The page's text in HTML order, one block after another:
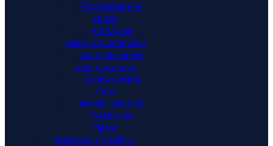
Propojujeme e-
shopy
Přenášíme
platby do účetnictví
Automatizujeme
data a procesy
Doplňky ABRA
Flexi
Mobilní skladník
Vytěžování
faktur
Integrace a doplňky